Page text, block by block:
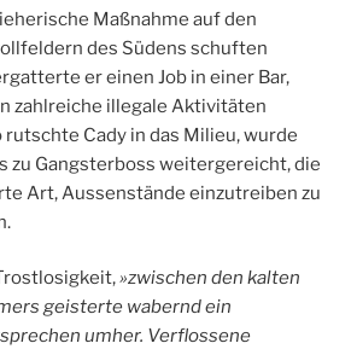
Maßnahme auf den
des Südens schuften
er einen Job in einer Bar,
zahlreiche illegale Aktivitäten
Cady in das Milieu, wurde
zu Gangsterboss weitergereicht, die
Art, Aussenstände einzutreiben zu
»zwischen den kalten
geisterte wabernd ein
umher. Verflossene